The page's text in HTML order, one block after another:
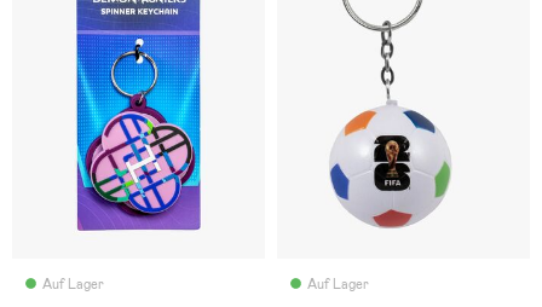
Auf Lager Auf Lager